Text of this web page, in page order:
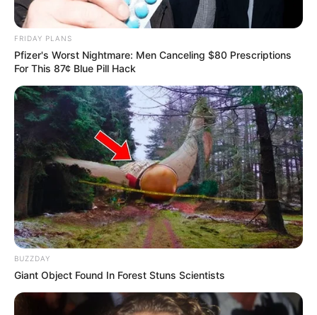
FRIDAY PLANS
Pfizer's Worst Nightmare: Men Canceling $80 Prescriptions
For This 87¢ Blue Pill Hack
BUZZDAY
Giant Object Found In Forest Stuns Scientists